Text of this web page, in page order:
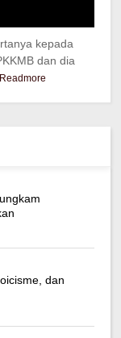
kepada
dan dia
Readmore
dan